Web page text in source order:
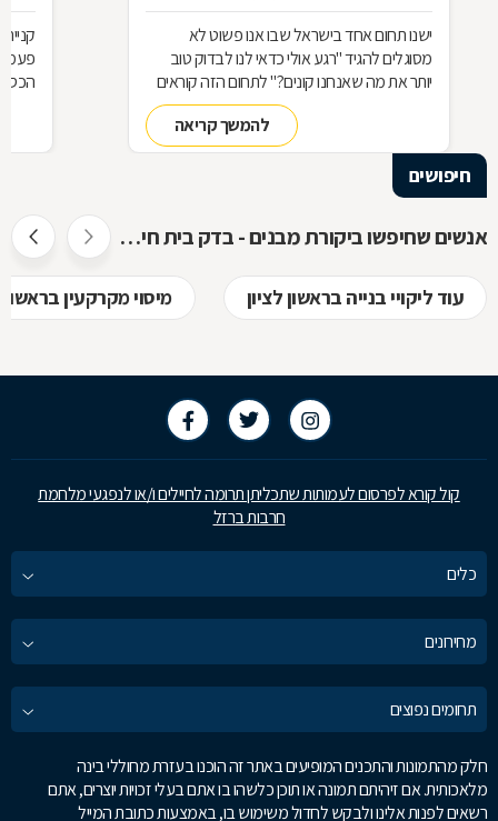
ישנו תחום אחד בישראל שבו אנו פשוט לא
מסוגלים להגיד "רגע אולי כדאי לנו לבדוק טוב
יותר את מה שאנחנו קונים?" לתחום הזה קוראים
נדל"ן, ובתחום הזה להיות פראייר עולה הרבה
מאוד כסף. מדוע מה שהפך כתנאי לחתימה על
חוזה בארצות הברית ובעולם, עדיין מדשדש
בישראל?
להמשך קריאה
חיפושים
אנשים שחיפשו ביקורת מבנים - בדק בית חיפשו גם
עוד ליקויי בנייה בראשון לציון מיסוי מקרקעין בראשון
קול קורא לפרסום לעמותות שתכליתן תרומה לחיילים ו/או לנפגעי מלחמת
חרבות ברזל
כלים
מחירונים
תחומים נפוצים
חלק מהתמונות והתכנים המופיעים באתר זה הוכנו בעזרת מחוללי בינה
מלאכותית. אם זיהיתם תמונה או תוכן כלשהו בו אתם בעלי זכויות יוצרים, אתם
רשאים לפנות אלינו ולבקש לחדול משימוש בו, באמצעות כתובת המייל